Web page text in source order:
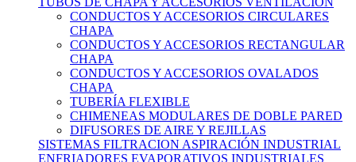
CONDUCTOS Y ACCESORIOS CIRCULARES
CHAPA
CONDUCTOS Y ACCESORIOS RECTANGULAR
CHAPA
CONDUCTOS Y ACCESORIOS OVALADOS
CHAPA
TUBERÍA FLEXIBLE
CHIMENEAS MODULARES DE DOBLE PARED
DIFUSORES DE AIRE Y REJILLAS
SISTEMAS FILTRACION ASPIRACIÓN INDUSTRIAL
ENFRIADORES EVAPORATIVOS INDUSTRIALES